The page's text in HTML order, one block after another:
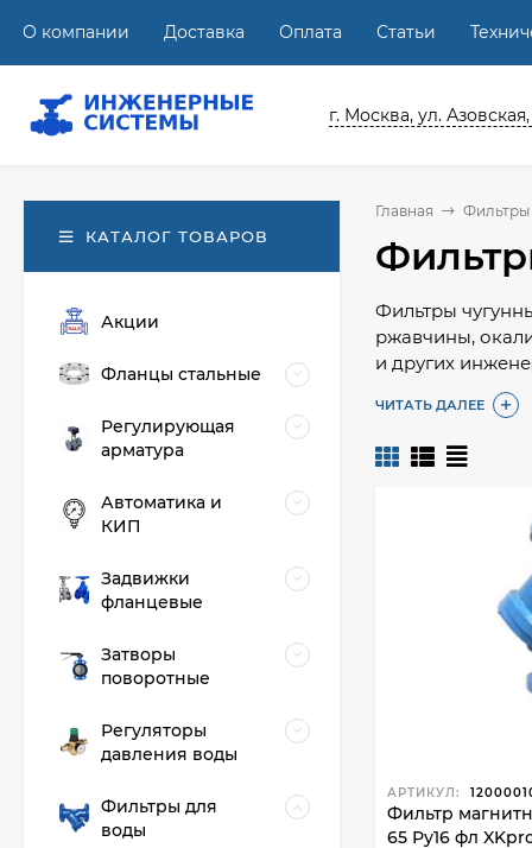
О компании Доставка Оплата Статьи
г. Москва, ул. Азовская,
Главная Фильтры
Фильтры
ржавчины,
и других
Конструкция
загрязнения
При выборе
температуру
инженерной
Компания
подобрать
ЧИТАТЬ ДАЛЕЕ
АРТИКУЛ:
Фильтр
65 Ру16 фл
КАТАЛОГ ТОВАРОВ
Акции
Фланцы стальные
Регулирующая
арматура
Автоматика и
КИП
Задвижки
фланцевые
Затворы
поворотные
Регуляторы
давления воды
Фильтры для
воды